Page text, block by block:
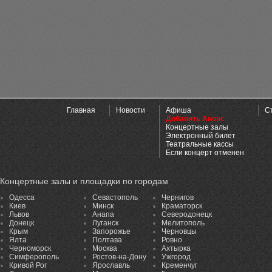
Главная Новости
Афиша
Добавить Анонс
Концертные залы
Электронный билет
Театральные кассы
Если концерт отменен
Концертные залы и площадки по городам
Одесса
Киев
Львов
Донецк
Крым
Ялта
Черноморск
Симферополь
Кривой Рог
Севастополь
Минск
Анапа
Луганск
Запорожье
Полтава
Москва
Ростов-на-Дону
Ярославль
Чернигов
Краматорск
Северодонецк
Мелитополь
Черновцы
Ровно
Ахтырка
Ужгород
Кременчуг